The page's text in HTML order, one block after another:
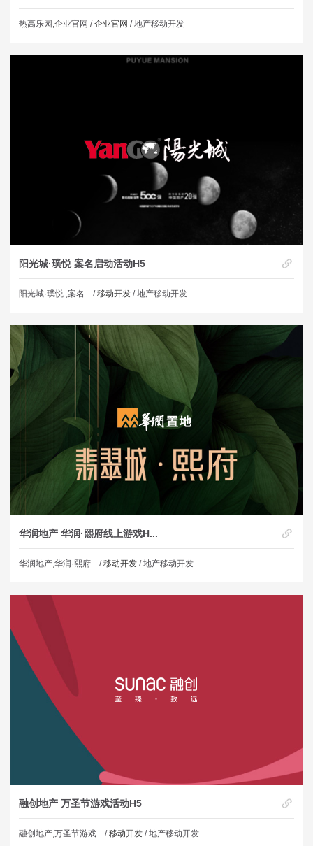
热高乐园,企业官网 /企业官网 / 地产移动开发
阳光城·璞悦 案名启动活动H5
阳光城·璞悦 ,案名... /移动开发 / 地产移动开发
华润地产 华润·熙府线上游戏H...
华润地产,华润·熙府... /移动开发 / 地产移动开发
融创地产 万圣节游戏活动H5
融创地产,万圣节游戏... /移动开发 / 地产移动开发